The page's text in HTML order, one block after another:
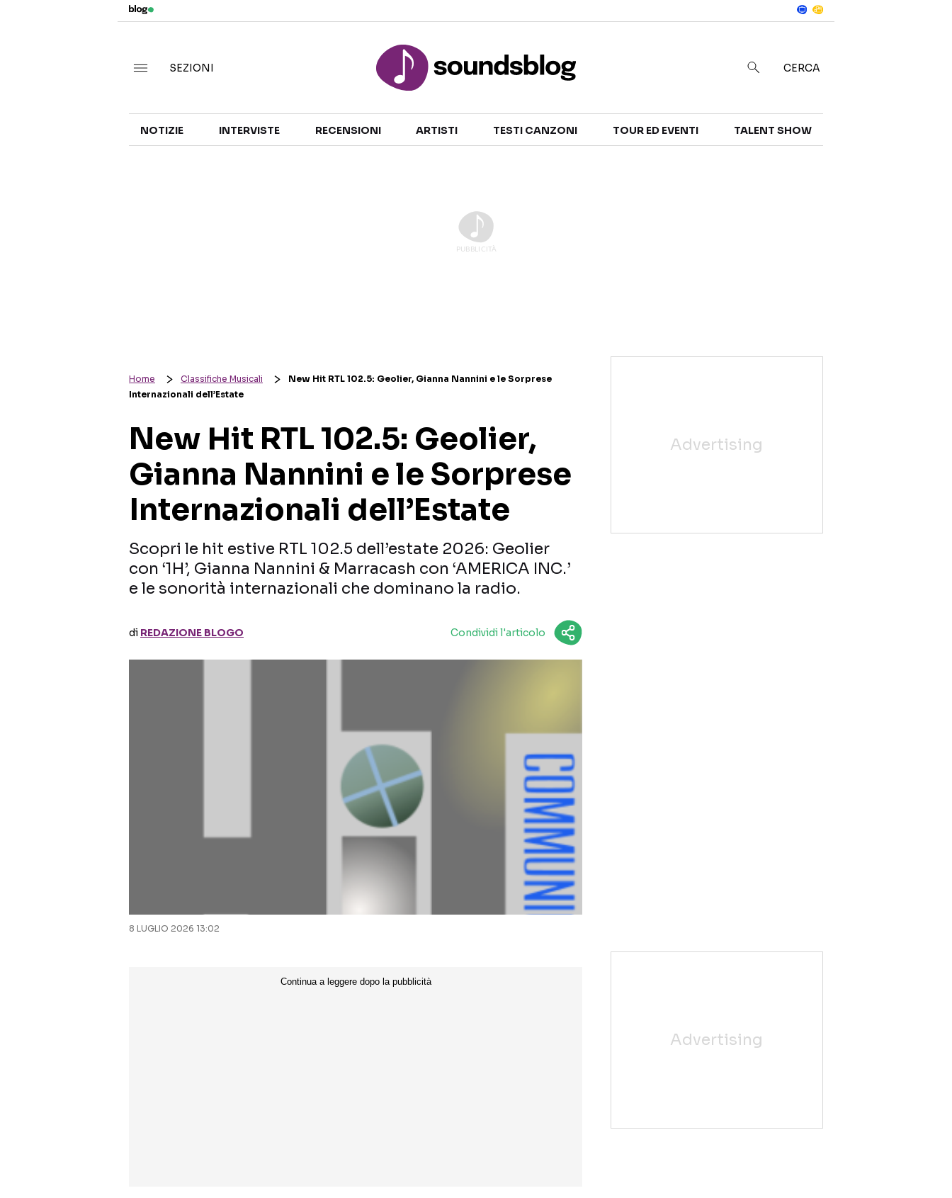
TALENT SHOW
SEZIONI CERCA
NOTIZIE INTERVISTE RECENSIONI ARTISTI TESTI CANZONI TOUR ED EVENTI TALENT SHOW
Home Classifiche Musicali
New Hit RTL 102.5: Geolier, Gianna Nannini e le Sorprese
Internazionali dell’Estate
New Hit RTL 102.5: Geolier,
Gianna Nannini e le Sorprese
Internazionali dell’Estate
Scopri le hit estive RTL 102.5 dell’estate 2026: Geolier
con ‘1H’, Gianna Nannini & Marracash con ‘AMERICA INC.’
e le sonorità internazionali che dominano la radio.
di REDAZIONE BLOGO Condividi l'articolo
8 LUGLIO 2026 13:02